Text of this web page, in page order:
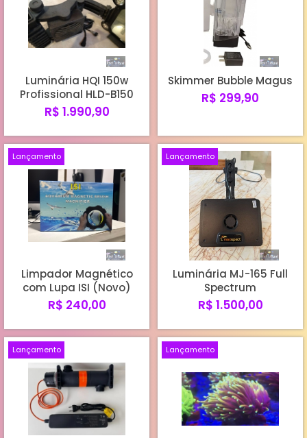
Luminária HQI 150w
Profissional HLD-B150
R$ 1.990,90
Skimmer Bubble Magus
R$ 299,90
Lançamento
Limpador Magnético
com Lupa ISI (Novo)
R$ 240,00
Lançamento
Luminária MJ-165 Full
Spectrum
R$ 1.500,00
Lançamento Lançamento